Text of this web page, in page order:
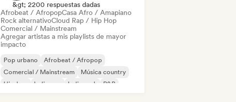
&gt; 2200 respuestas dadas
Afrobeat / AfropopCasa Afro / Amapiano
Rock alternativoCloud Rap / Hip Hop
Comercial / Mainstream
Agregar artistas a mis playlists de mayor
impacto
Pop urbano
Afrobeat / Afropop
Comercial / Mainstream
Música country
Hip-hop
Indie pop Indie rock R&B